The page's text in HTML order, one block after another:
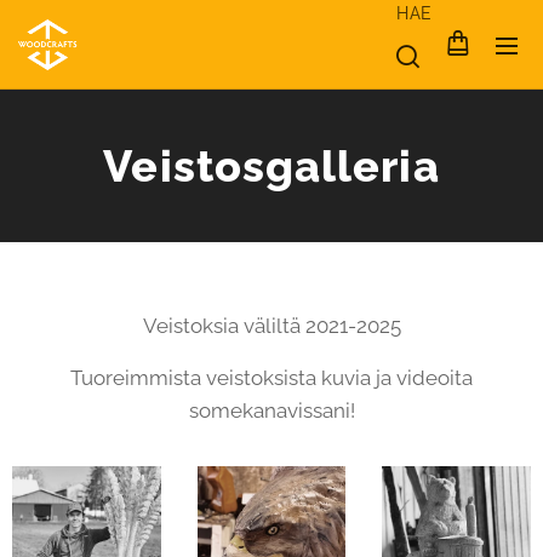
HAE
Veistosgalleria
Veistoksia väliltä 2021-2025
Tuoreimmista veistoksista kuvia ja videoita
somekanavissani!